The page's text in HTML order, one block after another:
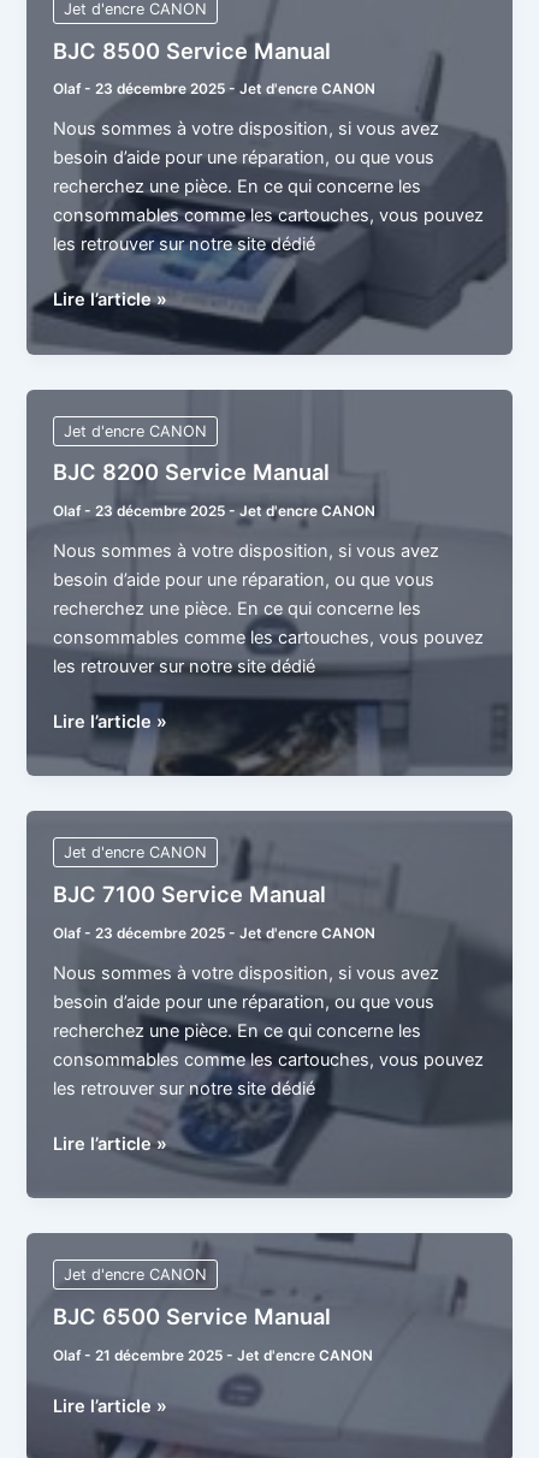
Jet d'encre CANON
BJC 8500 Service Manual
Olaf-23 décembre 2025-Jet d'encre CANON
Nous sommes à votre disposition, si vous avez
besoin d’aide pour une réparation, ou que vous
recherchez une pièce. En ce qui concerne les
consommables comme les cartouches, vous pouvez
les retrouver sur notre site dédié
BJC
8500
Service
Manual
Lire l’article »
Jet d'encre CANON
BJC 8200 Service Manual
Olaf-23 décembre 2025-Jet d'encre CANON
Nous sommes à votre disposition, si vous avez
besoin d’aide pour une réparation, ou que vous
recherchez une pièce. En ce qui concerne les
consommables comme les cartouches, vous pouvez
les retrouver sur notre site dédié
BJC
Service
Manual
Lire l’article »
Jet d'encre CANON
BJC 7100 Service Manual
Olaf-23 décembre 2025-Jet d'encre CANON
Nous sommes à votre disposition, si vous avez
besoin d’aide pour une réparation, ou que vous
recherchez une pièce. En ce qui concerne les
consommables comme les cartouches, vous pouvez
les retrouver sur notre site dédié
BJC
Service
Manual
Lire l’article »
Jet d'encre CANON
BJC 6500 Service Manual
Olaf-21 décembre 2025-Jet d'encre CANON
BJC
6500
Lire l’article »